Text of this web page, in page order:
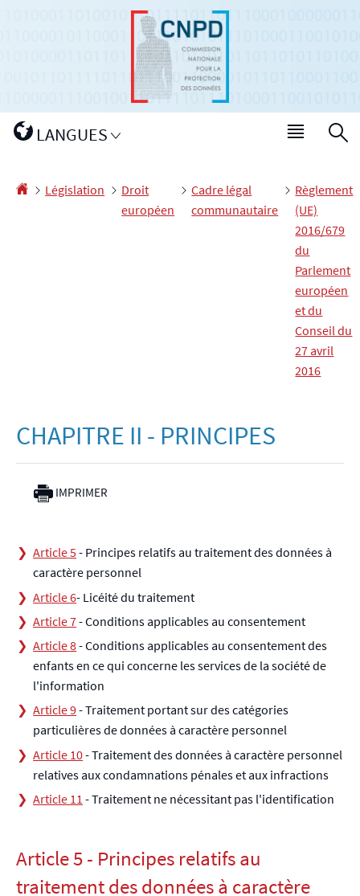
Changer
LANGUES
Menu
Accueil
Législation
Droit
européen
Cadre légal
communautaire
Règlement
(UE)
2016/679
du
Parlement
européen
et du
Conseil du
27 avril
2016
CHAPITRE II - PRINCIPES
IMPRIMER
Article 5- Principes relatifs au traitement des données à
caractère personnel
Article 6- Licéité du traitement
Article 7- Conditions applicables au consentement
Article 8- Conditions applicables au consentement des
enfants en ce qui concerne les services de la société de
l'information
Article 9- Traitement portant sur des catégories
particulières de données à caractère personnel
Article 10- Traitement des données à caractère personnel
relatives aux condamnations pénales et aux infractions
Article 11 - Traitement ne nécessitant pas l'identification
Article 5 - Principes relatifs au
traitement des données à caractère